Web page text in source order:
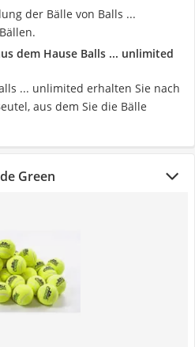
der Bälle von Balls ...
dem Hause Balls ... unlimited
... unlimited erhalten Sie nach
aus dem Sie die Bälle
Green